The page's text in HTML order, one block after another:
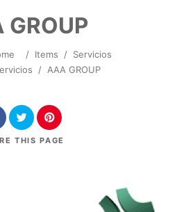
GROUP
/ Items / Servicios
/ AAA GROUP
THIS PAGE